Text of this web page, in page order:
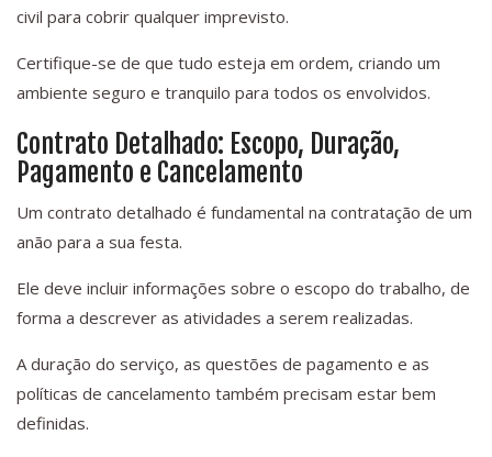
civil para cobrir qualquer imprevisto.
Certifique-se de que tudo esteja em ordem, criando um
ambiente seguro e tranquilo para todos os envolvidos.
Contrato Detalhado: Escopo, Duração,
Pagamento e Cancelamento
Um contrato detalhado é fundamental na contratação de um
anão para a sua festa.
Ele deve incluir informações sobre o escopo do trabalho, de
forma a descrever as atividades a serem realizadas.
A duração do serviço, as questões de pagamento e as
políticas de cancelamento também precisam estar bem
definidas.